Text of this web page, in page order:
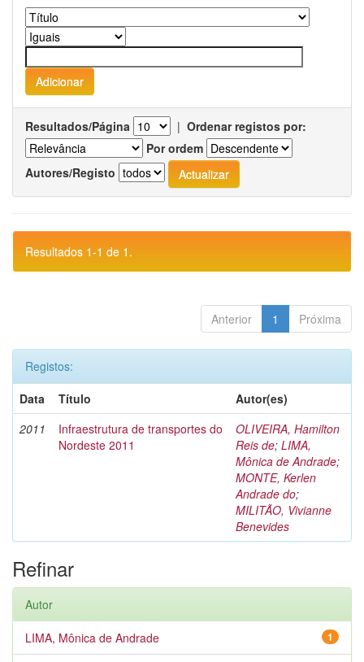
Resultados/Página | Ordenar registos por:
Por ordem
Autores/Registo
Resultados 1-1 de 1.
Anterior 1 Próxima
Registos:
Data
Título
Autor(es)
2011
Infraestrutura de transportes do
Nordeste 2011
OLIVEIRA, Hamilton
Reis de; LIMA,
Mônica de Andrade;
MONTE, Kerlen
Andrade do;
MILITÃO, Vivianne
Benevides
Refinar
Autor
1
LIMA, Mônica de Andrade